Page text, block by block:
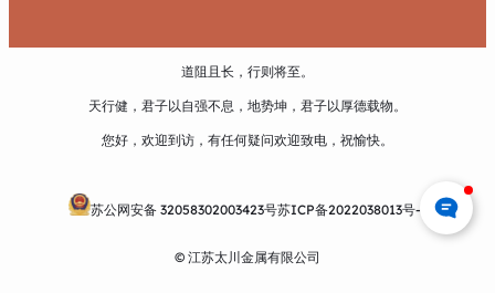
道阻且长，行则将至。
天行健，君子以自强不息，地势坤，君子以厚德载物。
您好，欢迎到访，有任何疑问欢迎致电，祝愉快。
苏公网安备 32058302003423号苏ICP备2022038013号-1
© 江苏太川金属有限公司